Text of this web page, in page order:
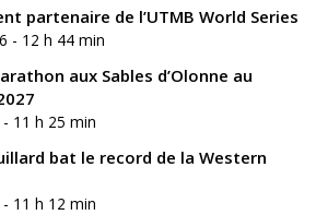
partenaire de l’UTMB World Series
- 12 h 44 min
aux Sables d’Olonne au
11 h 25 min
bat le record de la Western
11 h 12 min